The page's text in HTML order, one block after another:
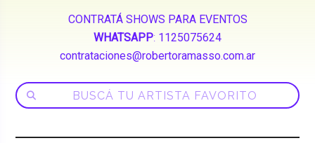
CONTRATÁ SHOWS PARA EVENTOS
WHATSAPP: 1125075624
contrataciones@robertoramasso.com.ar